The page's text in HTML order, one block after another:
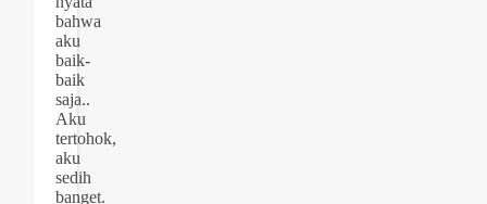
bahwa
aku
baik-
baik
saja..
Aku
tertohok,
aku
sedih
banget.